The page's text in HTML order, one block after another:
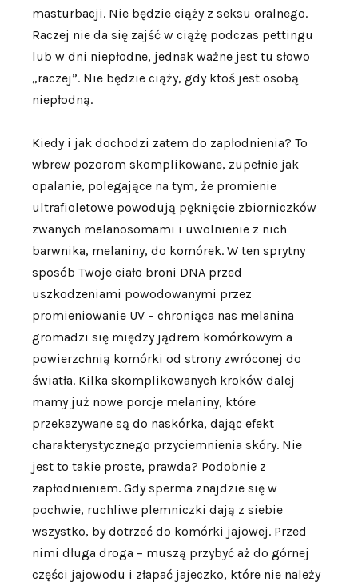
masturbacji. Nie będzie ciąży z seksu oralnego.
Raczej nie da się zajść w ciążę podczas pettingu
lub w dni niepłodne, jednak ważne jest tu słowo
„raczej”. Nie będzie ciąży, gdy ktoś jest osobą
niepłodną.
Kiedy i jak dochodzi zatem do zapłodnienia? To
wbrew pozorom skomplikowane, zupełnie jak
opalanie, polegające na tym, że promienie
ultrafioletowe powodują pęknięcie zbiorniczków
zwanych melanosomami i uwolnienie z nich
barwnika, melaniny, do komórek. W ten sprytny
sposób Twoje ciało broni DNA przed
uszkodzeniami powodowanymi przez
promieniowanie UV – chroniąca nas melanina
gromadzi się między jądrem komórkowym a
powierzchnią komórki od strony zwróconej do
światła. Kilka skomplikowanych kroków dalej
mamy już nowe porcje melaniny, które
przekazywane są do naskórka, dając efekt
charakterystycznego przyciemnienia skóry. Nie
jest to takie proste, prawda? Podobnie z
zapłodnieniem. Gdy sperma znajdzie się w
pochwie, ruchliwe plemniczki dają z siebie
wszystko, by dotrzeć do komórki jajowej. Przed
nimi długa droga – muszą przybyć aż do górnej
części jajowodu i złapać jajeczko, które nie należy